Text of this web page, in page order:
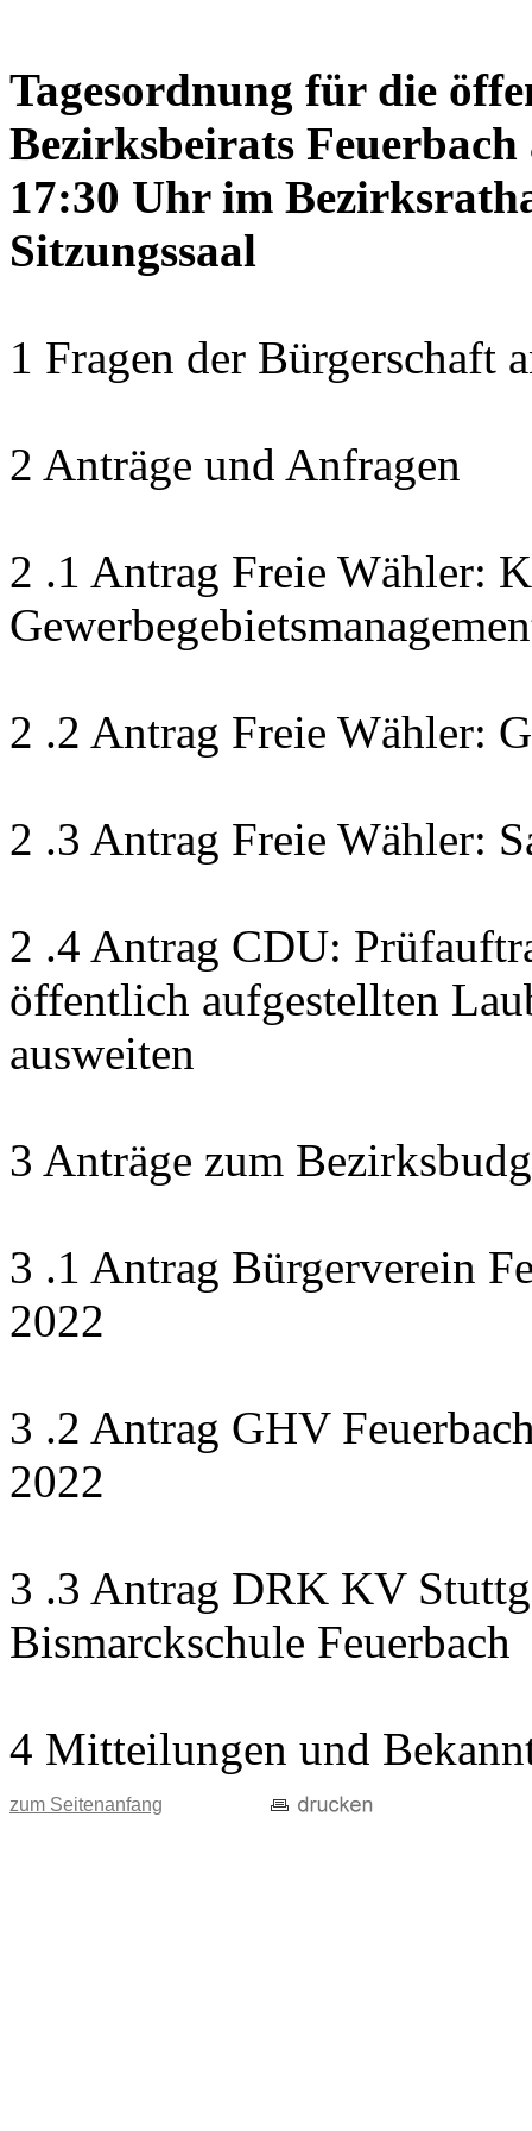
Tagesordnung für die
Bezirksbeirats
17:30 Uhr im
Sitzungssaal
1 Fragen der Bürgerschaft
2 Anträge und Anfragen
2 .1 Antrag Freie Wähler:
2 .2 Antrag Freie Wähler:
2 .3 Antrag Freie Wähler:
2 .4 Antrag CDU:
öffentlich aufgestellten
ausweiten
3 Anträge zum
3 .1 Antrag Bürgerverein
2022
3 .2 Antrag GHV
2022
3 .3 Antrag DRK KV
Bismarckschule Feuerbach
4 Mitteilungen und
zum Seitenanfang